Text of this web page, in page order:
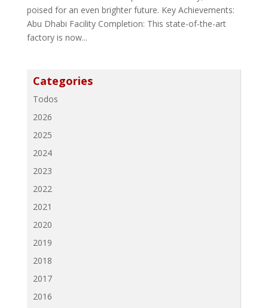
poised for an even brighter future. Key Achievements:
Abu Dhabi Facility Completion: This state-of-the-art
factory is now...
Categories
Todos
2026
2025
2024
2023
2022
2021
2020
2019
2018
2017
2016